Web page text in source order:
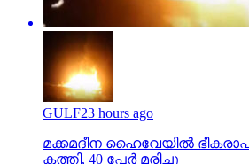
GULF23 hours ago
മക്കമദീന ഹൈവേയില്‍
കത്തി, 40 പേര്‍ മരിച്ചു